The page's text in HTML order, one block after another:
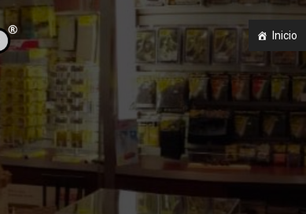
Inicio